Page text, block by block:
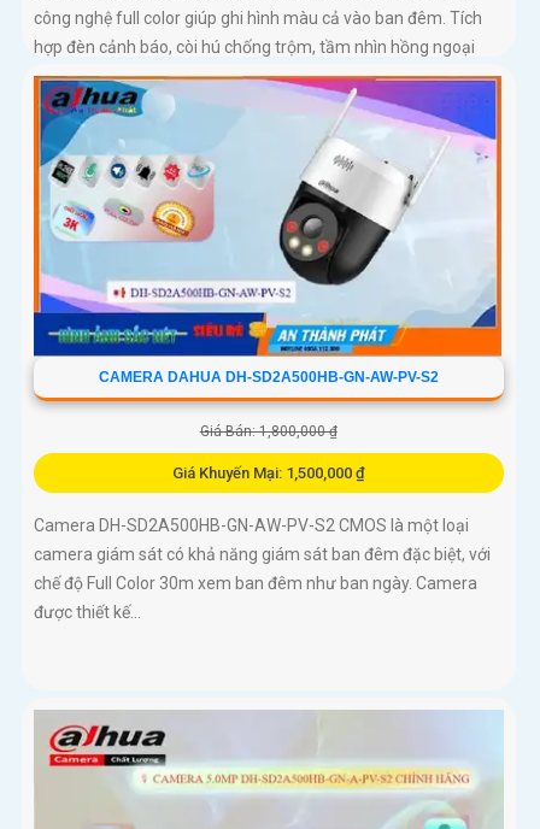
công nghệ full color giúp ghi hình màu cả vào ban đêm. Tích
hợp đèn cảnh báo, còi hú chống trộm, tầm nhìn hồng ngoại
30m, khe thẻ nhớ đến 256GB cùng chuẩn chống nước IP66
camera hoạt động ổn định trong mọi điều kiện
CAMERA DAHUA DH-SD2A500HB-GN-AW-PV-S2
Giá Bán: 1,800,000 ₫
Giá Khuyến Mại: 1,500,000 ₫
Camera DH-SD2A500HB-GN-AW-PV-S2 CMOS là một loại
camera giám sát có khả năng giám sát ban đêm đặc biệt, với
chế độ Full Color 30m xem ban đêm như ban ngày. Camera
được thiết kế...